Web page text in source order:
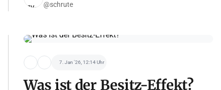
@schrute
7. Jan '26, 12:14 Uhr
Was ist der Besitz-Effekt?